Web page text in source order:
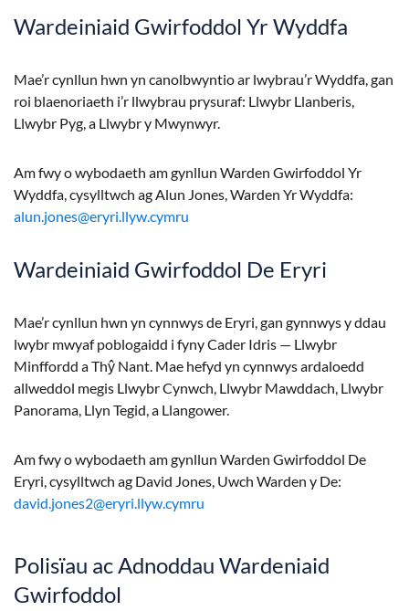
Wardeiniaid Gwirfoddol Yr Wyddfa
Mae’r cynllun hwn yn canolbwyntio ar lwybrau’r Wyddfa, gan
roi blaenoriaeth i’r llwybrau prysuraf: Llwybr Llanberis,
Llwybr Pyg, a Llwybr y Mwynwyr.
Am fwy o wybodaeth am gynllun Warden Gwirfoddol Yr
Wyddfa, cysylltwch ag Alun Jones, Warden Yr Wyddfa:
alun.jones@eryri.llyw.cymru
Wardeiniaid Gwirfoddol De Eryri
Mae’r cynllun hwn yn cynnwys de Eryri, gan gynnwys y ddau
lwybr mwyaf poblogaidd i fyny Cader Idris — Llwybr
Minffordd a Thŷ Nant. Mae hefyd yn cynnwys ardaloedd
allweddol megis Llwybr Cynwch, Llwybr Mawddach, Llwybr
Panorama, Llyn Tegid, a Llangower.
Am fwy o wybodaeth am gynllun Warden Gwirfoddol De
Eryri, cysylltwch ag David Jones, Uwch Warden y De:
david.jones2@eryri.llyw.cymru
Polisïau ac Adnoddau Wardeniaid
Gwirfoddol